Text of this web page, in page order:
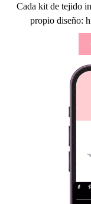
Cada kit de tejido
propio diseño: